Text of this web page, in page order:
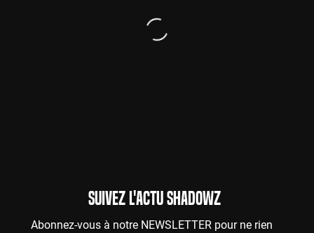
SUIVEZ L'ACTU SHADOWZ
Abonnez-vous à notre NEWSLETTER pour ne rien